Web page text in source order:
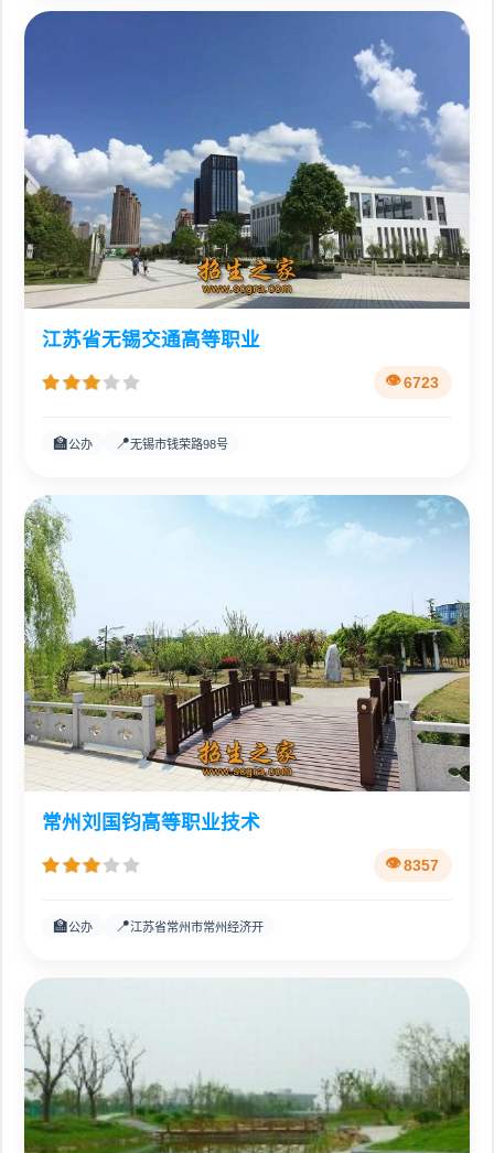
江苏省无锡交通高等职业
6723
🏫公办 📍无锡市钱荣路98号
常州刘国钧高等职业技术
8357
🏫公办 📍江苏省常州市常州经济开